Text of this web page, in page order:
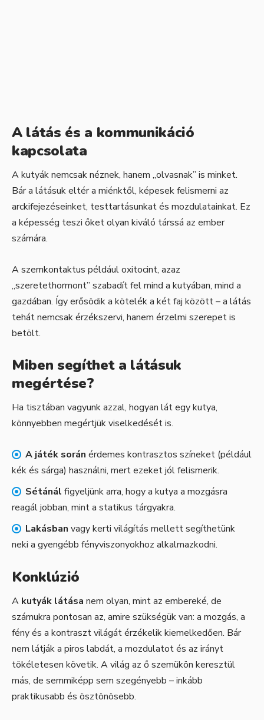
A látás és a kommunikáció
kapcsolata
A kutyák nemcsak néznek, hanem „olvasnak” is minket.
Bár a látásuk eltér a miénktől, képesek felismerni az
arckifejezéseinket, testtartásunkat és mozdulatainkat. Ez
a képesség teszi őket olyan kiváló társsá az ember
számára.
A szemkontaktus például oxitocint, azaz
„szeretethormont” szabadít fel mind a kutyában, mind a
gazdában. Így erősödik a kötelék a két faj között – a látás
tehát nemcsak érzékszervi, hanem érzelmi szerepet is
betölt.
Miben segíthet a látásuk
megértése?
Ha tisztában vagyunk azzal, hogyan lát egy kutya,
könnyebben megértjük viselkedését is.
A játék során érdemes kontrasztos színeket (például
kék és sárga) használni, mert ezeket jól felismerik.
Sétánál figyeljünk arra, hogy a kutya a mozgásra
reagál jobban, mint a statikus tárgyakra.
Lakásban vagy kerti világítás mellett segíthetünk
neki a gyengébb fényviszonyokhoz alkalmazkodni.
Konklúzió
A kutyák látása nem olyan, mint az embereké, de
számukra pontosan az, amire szükségük van: a mozgás, a
fény és a kontraszt világát érzékelik kiemelkedően. Bár
nem látják a piros labdát, a mozdulatot és az irányt
tökéletesen követik. A világ az ő szemükön keresztül
más, de semmiképp sem szegényebb – inkább
praktikusabb és ösztönösebb.